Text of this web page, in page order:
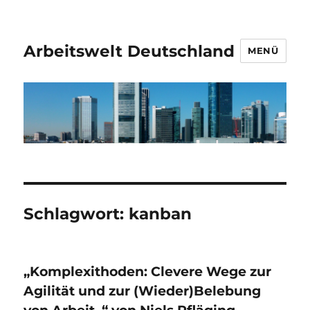
Arbeitswelt Deutschland MENÜ
Schlagwort: kanban
„Komplexithoden: Clevere Wege zur
Agilität und zur (Wieder)Belebung